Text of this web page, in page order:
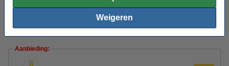
Weigeren
Energielabel
uw oude apparaat
Aanbieding: